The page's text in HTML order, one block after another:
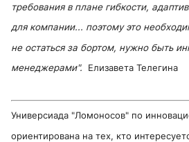
требования в плане гибкости,
для компании... поэтому это
не остаться за бортом, нужно быть
менеджерами". Елизавета Телегина
Универсиада "Ломоносов" по
ориентирована на тех, кто